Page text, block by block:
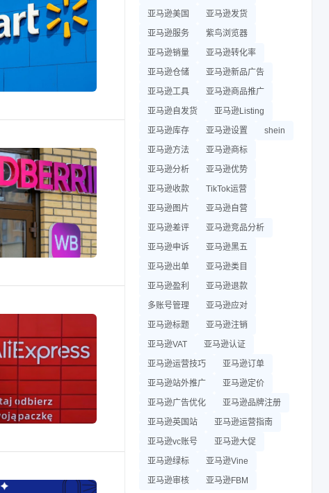
亚马逊美国
亚马逊发货
亚马逊服务
紫鸟浏览器
亚马逊销量
亚马逊转化率
亚马逊仓储
亚马逊新品广告
亚马逊工具
亚马逊商品推广
亚马逊自发货
亚马逊Listing
亚马逊库存
亚马逊设置
shein
亚马逊方法
亚马逊商标
亚马逊分析
亚马逊优势
亚马逊收款
TikTok运营
亚马逊图片
亚马逊自营
亚马逊差评
亚马逊竞品分析
亚马逊申诉
亚马逊黑五
亚马逊出单
亚马逊类目
亚马逊盈利
亚马逊退款
多账号管理
亚马逊应对
亚马逊标题
亚马逊注销
亚马逊VAT
亚马逊认证
亚马逊运营技巧
亚马逊订单
亚马逊站外推广
亚马逊定价
亚马逊广告优化
亚马逊品牌注册
亚马逊英国站
亚马逊运营指南
亚马逊vc账号
亚马逊大促
亚马逊绿标
亚马逊Vine
亚马逊审核
亚马逊FBM